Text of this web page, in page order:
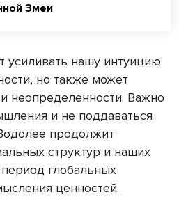
Змеи
усиливать нашу интуицию
но также может
неопределенности. Важно
и не поддаваться
продолжит
структур и наших
глобальных
ценностей.